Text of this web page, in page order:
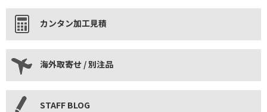
カンタン加工見積
海外取寄せ / 別注品
STAFF BLOG